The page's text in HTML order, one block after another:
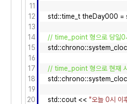
11
12
13
14
15
16
17
18
19
20
std::time_t theDay000 =
// time_point 형으로 당일0
// time_point 형으로 현재
std::cout << "오늘 0시